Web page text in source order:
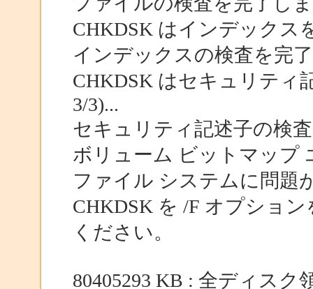
CHKDSK はインデックス
インデックスの検査を完
CHKDSK はセキュリティ
3/3)...
セキュリティ記述子の検
ボリューム ビットマップ
ファイル システムに問題
CHKDSK を /F オプショ
ください。
80405293 KB : 全ディスク